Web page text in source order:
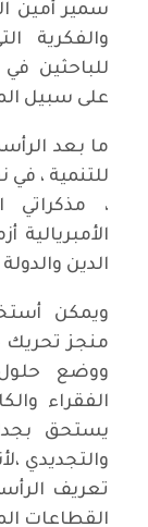
سمير أمين
والفكرية
للباحثين
على سبيل
ما بعد
للتنمية ،
، مذكراتي
الأمبريالية
الدين
ويمكن
منجز تحريك
ووضع
الفقراء
يستحق
والتجديدي
تعريف
القطاعات